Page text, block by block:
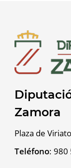
Zamora
Plaza de
Teléfono: 980